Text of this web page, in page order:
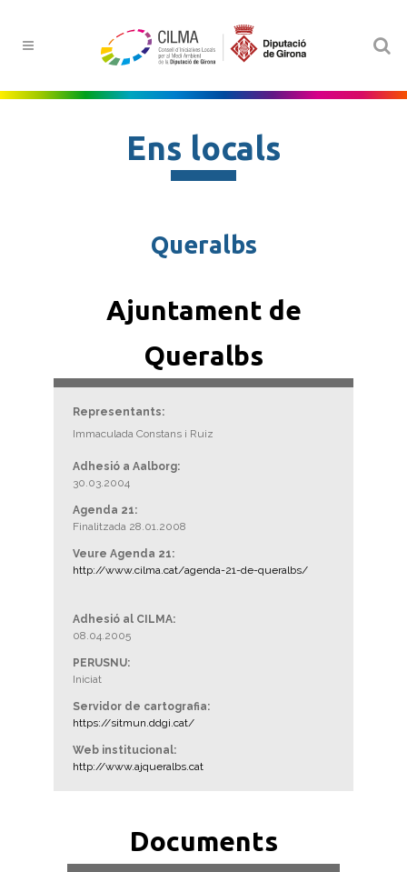
Ens locals
Queralbs
Ajuntament de
Queralbs
Representants:
Immaculada Constans i Ruiz
Adhesió a Aalborg:
30.03.2004
Agenda 21:
Finalitzada 28.01.2008
Veure Agenda 21:
http://www.cilma.cat/agenda-21-de-queralbs/
Adhesió al CILMA:
08.04.2005
PERUSNU:
Iniciat
Servidor de cartografia:
https://sitmun.ddgi.cat/
Web institucional:
http://www.ajqueralbs.cat
Documents